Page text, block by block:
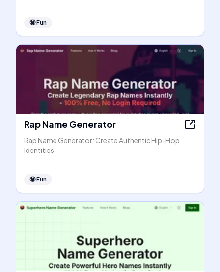
🤪Fun
Rap Name Generator
Rap Name Generator: Create Authentic Hip-Hop
Identities
🤪Fun